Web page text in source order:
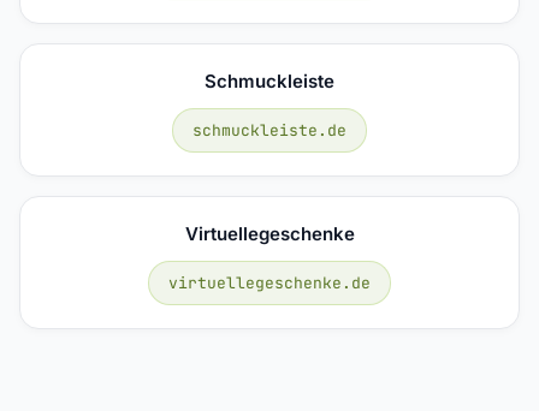
Schmuckleiste
schmuckleiste.de
Virtuellegeschenke
virtuellegeschenke.de